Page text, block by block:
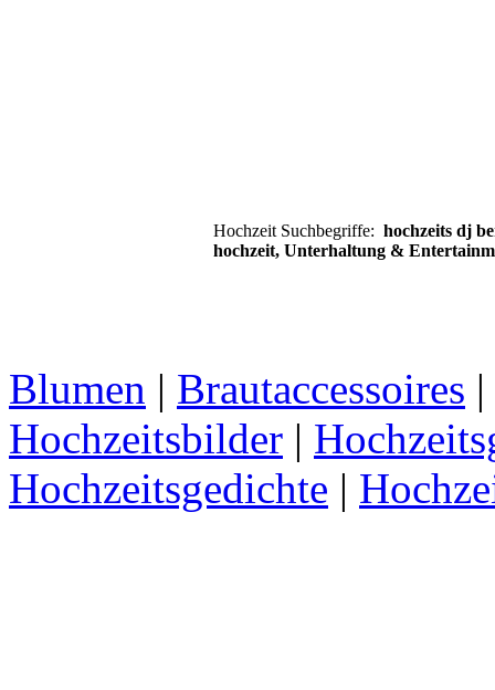
Hochzeit Suchbegriffe: hochzeits dj
hochzeit, Unterhaltung &
Blumen | Brautaccessoires |
Hochzeitsbilder |
Hochzeitsgedichte |